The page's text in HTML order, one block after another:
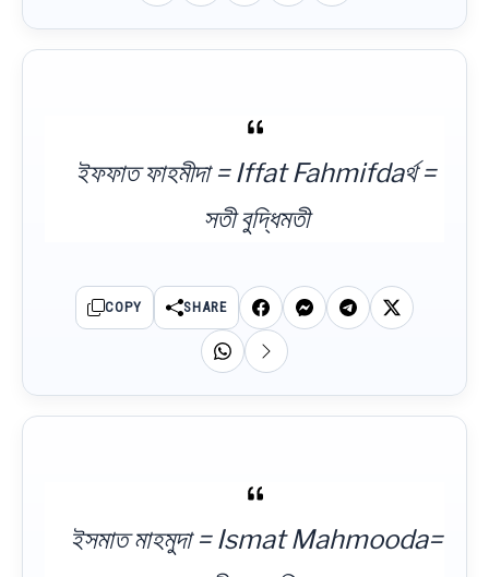
ইফফাত ফাহমীদা = Iffat Fahmifdaর্থ =
সতী বুদ্ধিমতী
COPY SHARE
ইসমাত মাহমুদা = Ismat Mahmooda=